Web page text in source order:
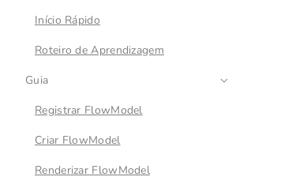
Início Rápido
Roteiro de Aprendizagem
Guia
Registrar FlowModel
Criar FlowModel
Renderizar FlowModel